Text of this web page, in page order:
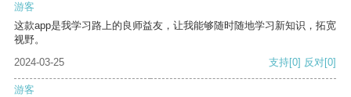
游客
这款app是我学习路上的良师益友，让我能够随时随地学习新知识，拓宽
视野。
2024-03-25
支持[0] 反对[0]
游客